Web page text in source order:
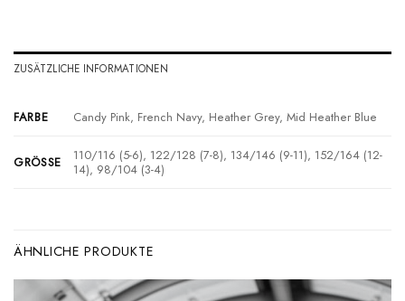
ZUSÄTZLICHE INFORMATIONEN
FARBE Candy Pink, French Navy, Heather Grey, Mid Heather Blue
GRÖSSE
110/116 (5-6), 122/128 (7-8), 134/146 (9-11), 152/164 (12-
14), 98/104 (3-4)
ÄHNLICHE PRODUKTE